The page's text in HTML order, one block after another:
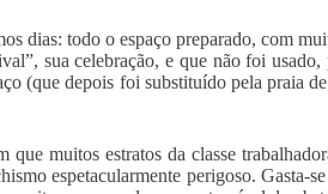
dias: todo o espaço preparado, com
sua celebração, e que não foi
(que depois foi substituído pela praia
que muitos estratos da classe
espetacularmente perigoso. Gasta-